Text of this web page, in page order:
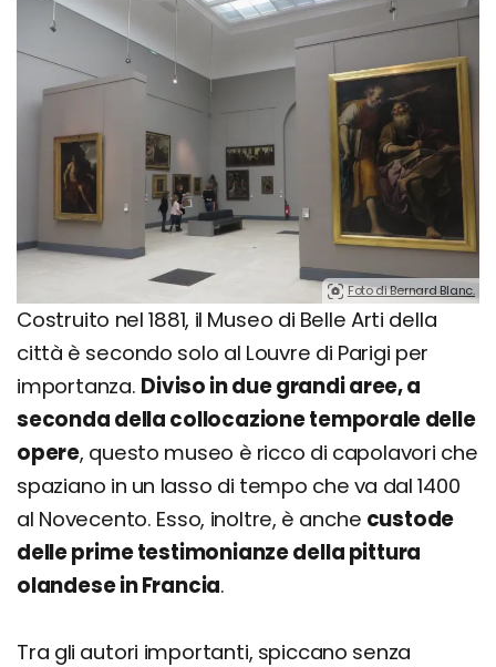
Foto di Bernard Blanc.
Costruito nel 1881, il Museo di Belle Arti della
città è secondo solo al Louvre di Parigi per
importanza. Diviso in due grandi aree, a
seconda della collocazione temporale delle
opere, questo museo è ricco di capolavori che
spaziano in un lasso di tempo che va dal 1400
al Novecento. Esso, inoltre, è anche custode
delle prime testimonianze della pittura
olandese in Francia.
Tra gli autori importanti, spiccano senza